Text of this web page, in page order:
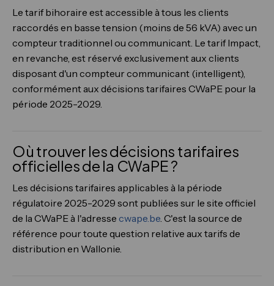
Le tarif bihoraire est accessible à tous les clients
raccordés en basse tension (moins de 56 kVA) avec un
compteur traditionnel ou communicant. Le tarif Impact,
en revanche, est réservé exclusivement aux clients
disposant d'un compteur communicant (intelligent),
conformément aux décisions tarifaires CWaPE pour la
période 2025-2029.
Où trouver les décisions tarifaires
officielles de la CWaPE ?
Les décisions tarifaires applicables à la période
régulatoire 2025-2029 sont publiées sur le site officiel
de la CWaPE à l'adresse cwape.be . C'est la source de
référence pour toute question relative aux tarifs de
distribution en Wallonie.